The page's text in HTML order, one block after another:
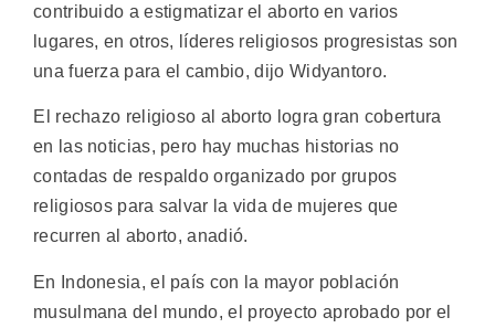
contribuido a estigmatizar el aborto en varios
lugares, en otros, líderes religiosos progresistas son
una fuerza para el cambio, dijo Widyantoro.
El rechazo religioso al aborto logra gran cobertura
en las noticias, pero hay muchas historias no
contadas de respaldo organizado por grupos
religiosos para salvar la vida de mujeres que
recurren al aborto, anadió.
En Indonesia, el país con la mayor población
musulmana del mundo, el proyecto aprobado por el